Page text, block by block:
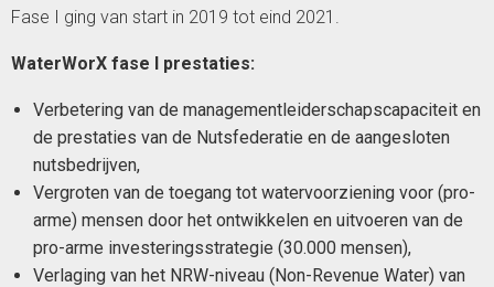
Fase I ging van start in 2019 tot eind 2021.
WaterWorX fase I prestaties:
Verbetering van de managementleiderschapscapaciteit en
de prestaties van de Nutsfederatie en de aangesloten
nutsbedrijven,
Vergroten van de toegang tot watervoorziening voor (pro-
arme) mensen door het ontwikkelen en uitvoeren van de
pro-arme investeringsstrategie (30.000 mensen),
Verlaging van het NRW-niveau (Non-Revenue Water) van